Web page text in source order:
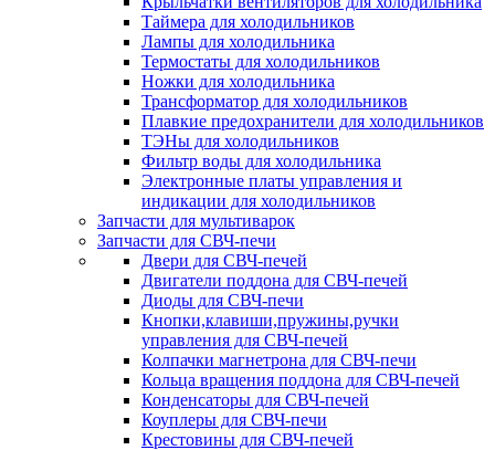
Таймера для холодильников
Лампы для холодильника
Термостаты для холодильников
Ножки для холодильника
Трансформатор для холодильников
Плавкие предохранители для холодильников
ТЭНы для холодильников
Фильтр воды для холодильника
Электронные платы управления и
индикации для холодильников
Запчасти для мультиварок
Запчасти для СВЧ-печи
Двери для СВЧ-печей
Двигатели поддона для СВЧ-печей
Диоды для СВЧ-печи
Кнопки,клавиши,пружины,ручки
управления для СВЧ-печей
Колпачки магнетрона для СВЧ-печи
Кольца вращения поддона для СВЧ-печей
Конденсаторы для СВЧ-печей
Коуплеры для СВЧ-печи
Крестовины для СВЧ-печей